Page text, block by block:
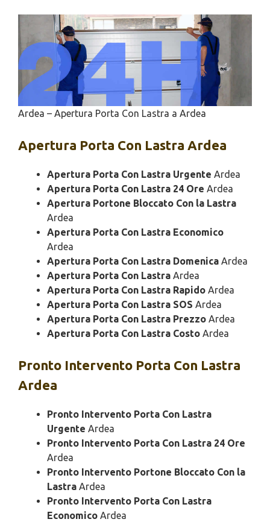
Ardea – Apertura Porta Con Lastra a Ardea
Apertura Porta Con Lastra Ardea
Apertura Porta Con Lastra Urgente Ardea
Apertura Porta Con Lastra 24 Ore Ardea
Apertura Portone Bloccato Con la Lastra
Ardea
Apertura Porta Con Lastra Economico
Ardea
Apertura Porta Con Lastra Domenica Ardea
Apertura Porta Con Lastra Ardea
Apertura Porta Con Lastra Rapido Ardea
Apertura Porta Con Lastra SOS Ardea
Apertura Porta Con Lastra Prezzo Ardea
Apertura Porta Con Lastra Costo Ardea
Pronto Intervento Porta Con Lastra
Ardea
Pronto Intervento Porta Con Lastra
Urgente Ardea
Pronto Intervento Porta Con Lastra 24 Ore
Ardea
Pronto Intervento Portone Bloccato Con la
Lastra Ardea
Pronto Intervento Porta Con Lastra
Economico Ardea